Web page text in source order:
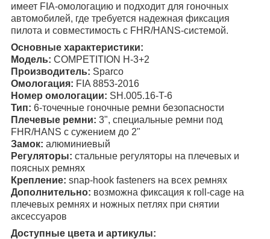
имеет FIA-омологацию и подходит для гоночных
автомобилей, где требуется надежная фиксация
пилота и совместимость с FHR/HANS-системой.
Основные характеристики:
Модель: COMPETITION H-3+2
Производитель: Sparco
Омологация: FIA 8853-2016
Номер омологации: SH.005.16-T-6
Тип: 6-точечные гоночные ремни безопасности
Плечевые ремни: 3", специальные ремни под
FHR/HANS с сужением до 2"
Замок: алюминиевый
Регуляторы: стальные регуляторы на плечевых и
поясных ремнях
Крепление: snap-hook fasteners на всех ремнях
Дополнительно: возможна фиксация к roll-cage на
плечевых ремнях и ножных петлях при снятии
аксессуаров
Доступные цвета и артикулы: